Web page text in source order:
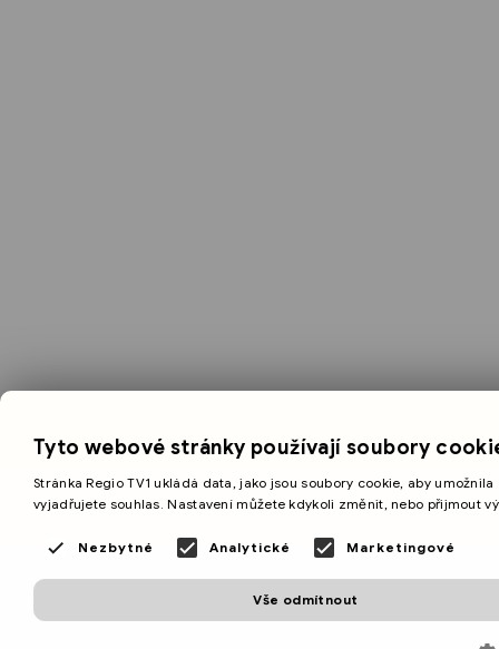
Tyto webové stránky používají soubory
Stránka Regio TV1 ukládá data, jako jsou soubory cookie, aby
vyjadřujete souhlas. Nastavení můžete kdykoli změnit, nebo přijmout
Nezbytné Analytické Marketingové
Vše odmítnout